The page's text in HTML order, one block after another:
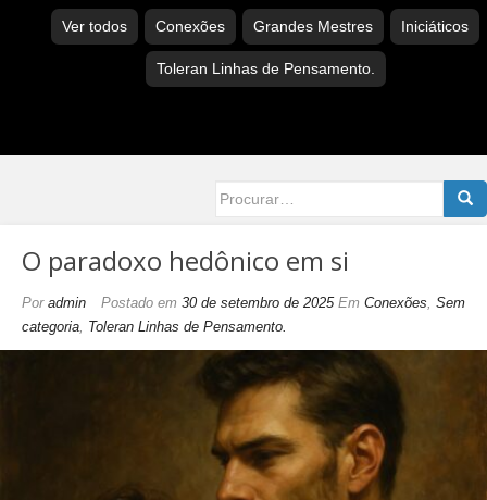
Ver todos Conexões Grandes Mestres Iniciáticos
Toleran Linhas de Pensamento.
for:
O paradoxo hedônico em si
Por admin Postado em 30 de setembro de 2025 Em Conexões, Sem
categoria, Toleran Linhas de Pensamento.